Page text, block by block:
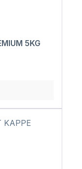
5KG